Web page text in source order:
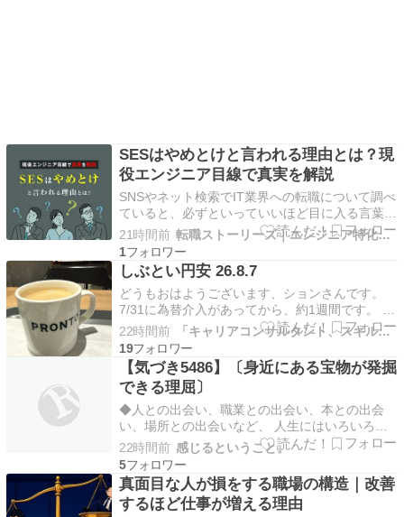
SESはやめとけと言われる理由とは？現
役エンジニア目線で真実を解説
SNSやネット検索でIT業界への転職について調べ
ていると、必ずといっていいほど目に入る言葉が
あります。 「SESだけはやめておけ」 「SESは
業界の闇」 「行ったら人生が終わる」 なかなか
強い言葉が並びますよね。これから未経験でエン
ジニアを目指す方や、異業種からIT業界に飛び
込…
21時間前
転職ストーリーズ｜エンジニア特化のIT/Web系情報メディア
1
しぶとい円安 26.8.7
どうもおはようございます、ションさんです。
7/31に為替介入があってから、約1週間です。 今
回の為替介入は米国と日本が協調して介入しいま
す。 今また円安方向ですので、この後さらに円
安に進んだ時に、また為替介入がなされるか注目
です。 しばらくは無いのではないかと思います
が、注目…
22時間前
「キャリアコンサルタント、スキルアップ勉強中です！」
19
【気づき5486】〔身近にある宝物が発掘
できる理屈〕
◆人との出会い、職業との出会い、本との出会
い、場所との出会いなど、 人生にはいろいろな
出会いがあります。 ◆時に、10年も前から知っ
ている人なのに、 ある時から急速に関係性が濃
くなるとか、 失礼ながら、「この人とはあまり
縁がないな」と思っていた人と、 10年も20年も
付き合いが…
22時間前 感じるということ。
5
真面目な人が損をする職場の構造｜改善
するほど仕事が増える理由